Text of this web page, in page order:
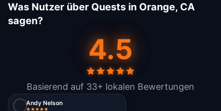
Was Nutzer über Quests in Orange, CA
sagen?
4.5
Basierend auf 33+ lokalen Bewertungen
Andy Nelson